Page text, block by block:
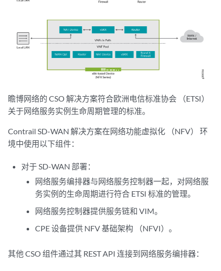
瞻博网络的 CSO 解决方案符合欧洲电信标准协会 （ETSI）
关于网络服务实例生命周期管理的标准。
Contrail SD-WAN 解决方案在网络功能虚拟化 （NFV） 环
境中使用以下组件：
对于 SD-WAN 部署：
网络服务编排器与网络服务控制器一起，对网络服
务实例的生命周期进行符合 ETSI 标准的管理。
网络服务控制器提供服务链和 VIM。
CPE 设备提供 NFV 基础架构 （NFVI）。
其他 CSO 组件通过其 REST API 连接到网络服务编排器：